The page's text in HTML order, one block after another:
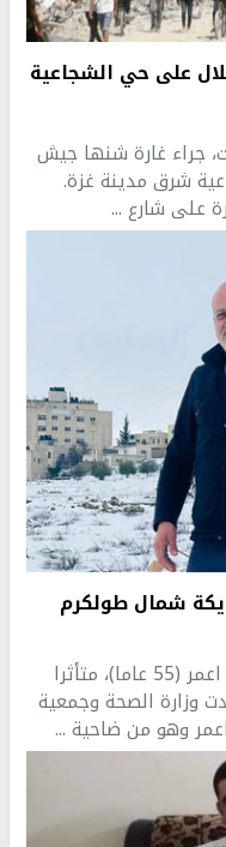
على حي الشجاعية
جراء غارة شنها جيش
شرق مدينة غزة.
على شارع ...
شمال طولكرم
استُشهد المواطن سمير عبد الرحيم اعمر (55 عاما)، متأثرا
وزارة الصحة وجمعية
وهو من ضاحية ...